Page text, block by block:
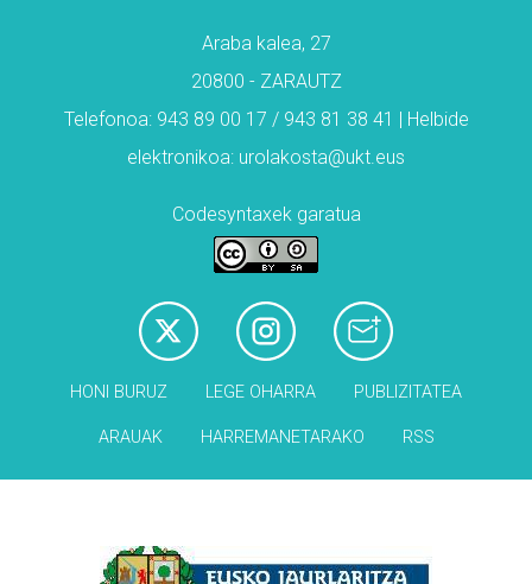
Araba kalea, 27
20800 - ZARAUTZ
Telefonoa: 943 89 00 17 / 943 81 38 41 | Helbide
elektronikoa: urolakosta@ukt.eus
Codesyntaxek garatua
HONI BURUZ LEGE OHARRA PUBLIZITATEA
ARAUAK HARREMANETARAKO RSS